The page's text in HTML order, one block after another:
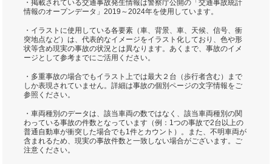
・掲載されている交通事故発生情報は警察庁公開の「交通事故統計
情報のオープンデータ」2019～2024年を使用しています。
・イラストに使用している各要素（車、背景、車、天候、信号、衝
突地点など）は、代表的なイメージをイラスト化しており、色や形
状等含め現実の事故の状況とは異なります。あくまで、事故のイメ
ージとして参考までにご活用ください。
・多重事故の場合でもイラスト上では最大２台（歩行者含む）まで
しか表現されていません。詳細は事故の個別ページの文字情報をご
参照ください。
・車両種別のデータは、該当車両の数ではなく、該当車両種別の関
わっている事故の件数となっています（例：1つの事故で2台以上の
普通自動車が衝突した場合でも1件とカウント）。また、不明車両が
含まれるため、現実の事故件数と一致しない場合がございます。ご
注意ください。